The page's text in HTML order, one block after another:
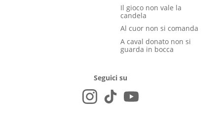
Il gioco non vale la
candela
Al cuor non si comanda
A caval donato non si
guarda in bocca
Seguici su